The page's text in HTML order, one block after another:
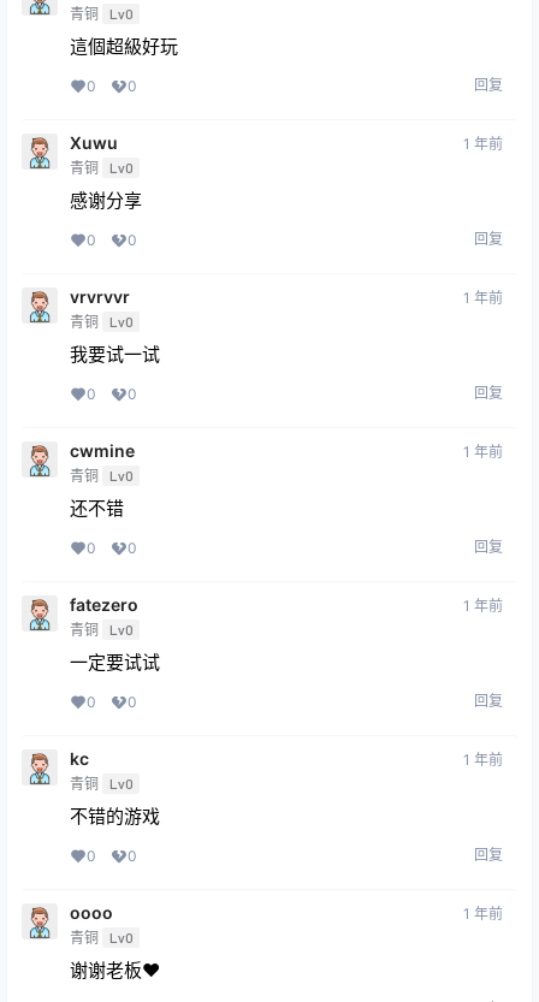
青铜 Lv0
這個超級好玩
0 0 回复
Xuwu
青铜 Lv0
1 年前
感谢分享
0 0 回复
vrvrvvr
青铜 Lv0
1 年前
我要试一试
0 0 回复
cwmine
青铜 Lv0
1 年前
还不错
0 0 回复
fatezero
青铜 Lv0
1 年前
一定要试试
0 0 回复
kc
青铜 Lv0
1 年前
不错的游戏
0 0 回复
oooo
青铜 Lv0
1 年前
谢谢老板❤️